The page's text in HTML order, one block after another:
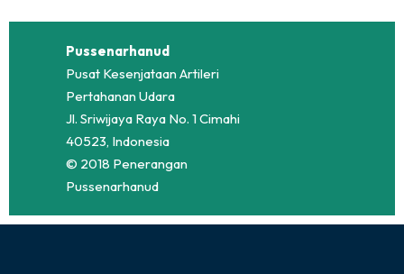
Pussenarhanud
Pusat Kesenjataan Artileri
Pertahanan Udara
Jl. Sriwijaya Raya No. 1 Cimahi
40523, Indonesia
© 2018 Penerangan
Pussenarhanud